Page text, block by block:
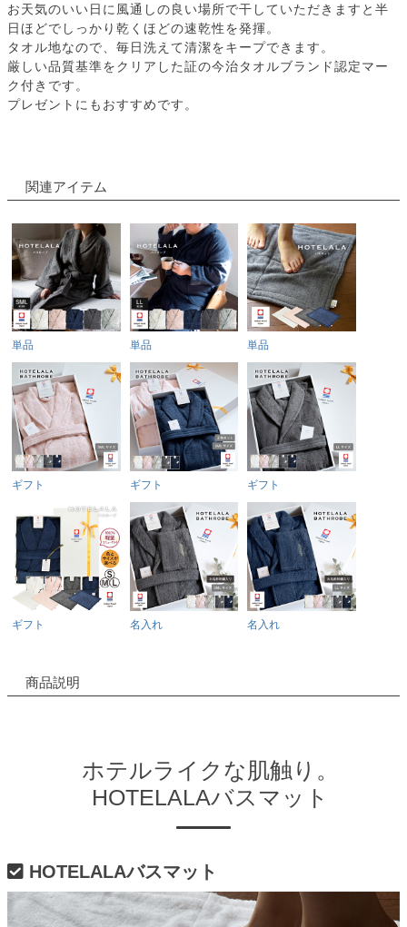
お天気のいい日に風通しの良い場所で干していただきますと半
日ほどでしっかり乾くほどの速乾性を発揮。
タオル地なので、毎日洗えて清潔をキープできます。
厳しい品質基準をクリアした証の今治タオルブランド認定マー
ク付きです。
プレゼントにもおすすめです。
関連アイテム
単品 単品 単品
ギフト ギフト ギフト
ギフト 名入れ 名入れ
商品説明
ホテルライクな肌触り。
HOTELALAバスマット
HOTELALAバスマット